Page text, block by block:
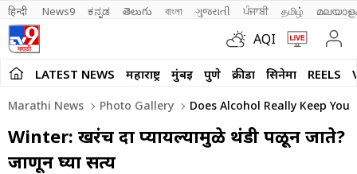
हिन्दी News9 ಕನ್ನಡ తెలుగు বাংলা ગુજરાતી ਪੰਜਾਬੀ தமிழ்
AQI
LATEST NEWS महाराष्ट्र मुंबई पुणे क्रीडा सिनेमा REELS
Marathi News Photo Gallery Does Alcohol Really Keep
Winter: खरंच दारु प्यायल्यामुळे थंडी पळून जाते?
जाणून घ्या सत्य